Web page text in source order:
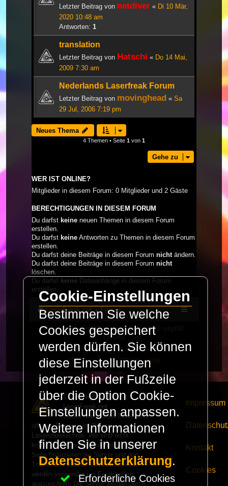
Letzter Beitrag von netdiver « Di 10 Mär,
2020 10:48 am
Antworten: 1
translation
Letzter Beitrag von Hatschi « Do 14 Mai,
2009 7:30 am
Nederlands Laserfreak Forum
Letzter Beitrag von movinghead « Sa
29 Jul, 2006 7:19 pm
Neues Thema
4 Themen • Seite 1 von 1
Gehe zu
WER IST ONLINE?
Mitglieder in diesem Forum: 0 Mitglieder und 2 Gäste
BERECHTIGUNGEN IN DIESEM FORUM
Du darfst keine neuen Themen in diesem Forum
erstellen.
Du darfst keine Antworten zu Themen in diesem Forum
erstellen.
Du darfst deine Beiträge in diesem Forum nichtändern.
Du darfst deine Beiträge in diesem Forum nicht
löschen.
Du darfst keine Dateianhänge in diesem Forum
erstellen.
LaserFreak.net Forum
Powered byphpBB® Forum Software © phpBB
Limited
Deutsche Übersetzung durchphpBB.de
PRIVACY_LINK | TERMS_LINK
© Copyright 2025 -
LaserFreak.net
LaserFreak ist ein freies und
offenes Forum zum Thema
Lasershowtechnik. Wir sind nicht
kommerziell und die Banner auf dieser
Seite finanzieren die Server und den
Traffic. Einnahmen von Fan Artikeln
werden verwendet um Freaktreffen
auszurichten. Die Server werden durch
Impressum
Kontakt
Cookies
Cookie-Einstellungen
Bestimmen Sie welche
Cookies gespeichert
werden dürfen. Sie können
diese Einstellungen
jederzeit in der Fußzeile
über die Option Cookie-
Einstellungen anpassen.
Weitere Informationen
finden Sie in unserer
Datenschutzerklärung.
Erforderliche Cookies